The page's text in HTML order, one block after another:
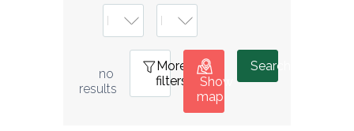
no
results
More
filters
Show
map
Search